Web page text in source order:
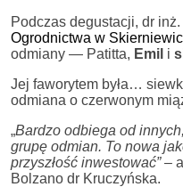
Podczas degustacji, dr
Ogrodnictwa w
odmiany — Patitta, Emil i
Jej faworytem była…
odmiana o czerwonym
„Bardzo odbiega od
grupę odmian. To nowa
przyszłość inwestować”–
Bolzano dr Kruczyńska.